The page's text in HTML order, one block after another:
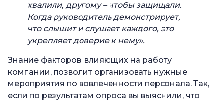
хвалили, другому – чтобы защищали.
Когда руководитель демонстрирует,
что слышит и слушает каждого, это
укрепляет доверие к нему».
Знание факторов, влияющих на работу
компании, позволит организовать нужные
мероприятия по вовлеченности персонала. Так,
если по результатам опроса вы выяснили, что